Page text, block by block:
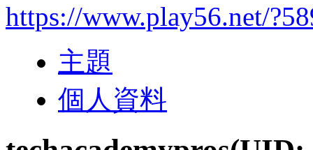
https://www.play56.net/
主題
個人資料